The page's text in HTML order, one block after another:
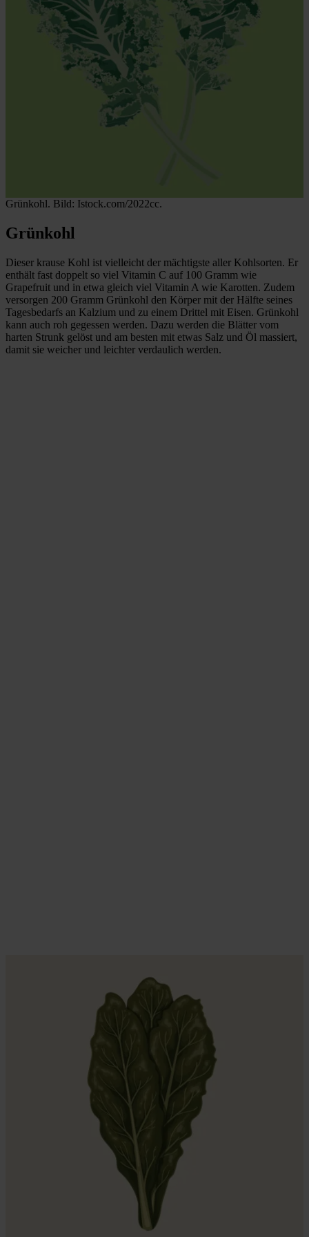
Grünkohl. Bild: Istock.com/2022cc.
Grünkohl
Dieser krause Kohl ist vielleicht der mächtigste aller Kohlsorten. Er
enthält fast doppelt so viel Vitamin C auf 100 Gramm wie
Grapefruit und in etwa gleich viel Vitamin A wie Karotten. Zudem
versorgen 200 Gramm Grünkohl den Körper mit der Hälfte seines
Tagesbedarfs an Kalzium und zu einem Drittel mit Eisen. Grünkohl
kann auch roh gegessen werden. Dazu werden die Blätter vom
harten Strunk gelöst und am besten mit etwas Salz und Öl massiert,
damit sie weicher und leichter verdaulich werden.